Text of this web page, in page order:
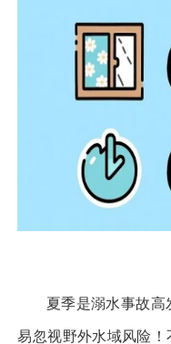
夏季是溺水事故高
易忽视野外水域风险